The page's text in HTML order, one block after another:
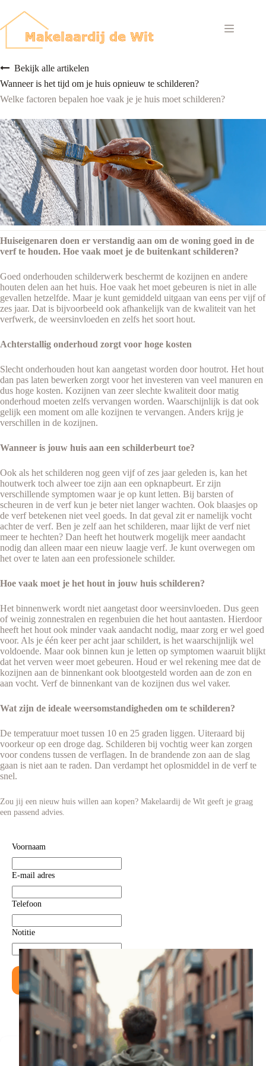
de
Bekijk alle artikelen
Wanneer is het tijd om je huis opnieuw te schilderen?
Welke factoren bepalen hoe vaak je je huis moet schilderen?
Huiseigenaren doen er verstandig aan om de woning goed in de
verf te houden. Hoe vaak moet je de buitenkant schilderen?
Goed onderhouden schilderwerk beschermt de kozijnen en andere
houten delen aan het huis. Hoe vaak het moet gebeuren is niet in alle
gevallen hetzelfde. Maar je kunt gemiddeld uitgaan van eens per vijf of
zes jaar. Dat is bijvoorbeeld ook afhankelijk van de kwaliteit van het
verfwerk, de weersinvloeden en zelfs het soort hout.
Achterstallig onderhoud zorgt voor hoge kosten
Slecht onderhouden hout kan aangetast worden door houtrot. Het hout
dan pas laten bewerken zorgt voor het investeren van veel manuren en
dus hoge kosten. Kozijnen van zeer slechte kwaliteit door matig
onderhoud moeten zelfs vervangen worden. Waarschijnlijk is dat ook
gelijk een moment om alle kozijnen te vervangen. Anders krijg je
verschillen in de kozijnen.
Wanneer is jouw huis aan een schilderbeurt toe?
Ook als het schilderen nog geen vijf of zes jaar geleden is, kan het
houtwerk toch alweer toe zijn aan een opknapbeurt. Er zijn
verschillende symptomen waar je op kunt letten. Bij barsten of
scheuren in de verf kun je beter niet langer wachten. Ook blaasjes op
de verf betekenen niet veel goeds. In dat geval zit er namelijk vocht
achter de verf. Ben je zelf aan het schilderen, maar lijkt de verf niet
meer te hechten? Dan heeft het houtwerk mogelijk meer aandacht
nodig dan alleen maar een nieuw laagje verf. Je kunt overwegen om
het over te laten aan een professionele schilder.
Hoe vaak moet je het hout in jouw huis schilderen?
Het binnenwerk wordt niet aangetast door weersinvloeden. Dus geen
of weinig zonnestralen en regenbuien die het hout aantasten. Hierdoor
heeft het hout ook minder vaak aandacht nodig, maar zorg er wel goed
voor. Als je één keer per acht jaar schildert, is het waarschijnlijk wel
voldoende. Maar ook binnen kun je letten op symptomen waaruit blijkt
dat het verven weer moet gebeuren. Houd er wel rekening mee dat de
kozijnen aan de binnenkant ook blootgesteld worden aan de zon en
aan vocht. Verf de binnenkant van de kozijnen dus wel vaker.
Wat zijn de ideale weersomstandigheden om te schilderen?
De temperatuur moet tussen 10 en 25 graden liggen. Uiteraard bij
voorkeur op een droge dag. Schilderen bij vochtig weer kan zorgen
voor condens tussen de verflagen. In de brandende zon aan de slag
gaan is niet aan te raden. Dan verdampt het oplosmiddel in de verf te
snel.
Zou jij een nieuw huis willen aan kopen? Makelaardij de Wit geeft je graag
een passend advies.
Voornaam
E-mail adres
Telefoon
Notitie
Versturen